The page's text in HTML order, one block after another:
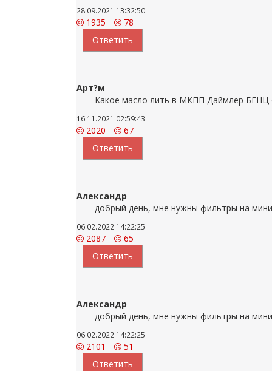
28.09.2021 13:32:50
1935
78
Ответить
Арт?м
Какое масло лить в МКПП Даймлер БЕНЦ
16.11.2021 02:59:43
2020
67
Ответить
Александр
добрый день, мне нужны фильтры на
06.02.2022 14:22:25
2087
65
Ответить
Александр
добрый день, мне нужны фильтры на
06.02.2022 14:22:25
2101
51
Ответить